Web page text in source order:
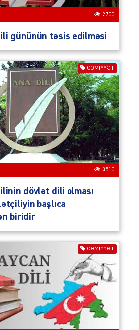
2700
gününün təsis edilməsi
CƏMIYYƏT
3510
dövlət dili olması
başlıca
biridir
CƏMIYYƏT